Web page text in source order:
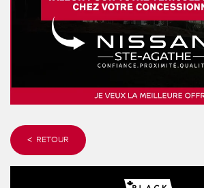
< RETOUR